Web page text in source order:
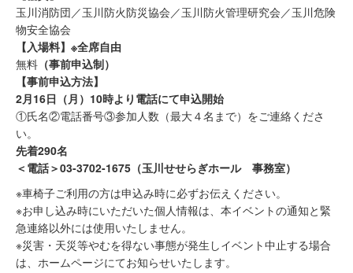
玉川消防団／玉川防火防災協会／玉川防火管理研究会／玉川危険
物安全協会
【入場料】※全席自由
無料 （事前申込制）
【事前申込方法】
2月16日（月）10時より電話にて申込開始
①氏名②電話番号③参加人数（最大４名まで）をご連絡くださ
い。
先着290名
＜電話＞03-3702-1675（玉川せせらぎホール 事務室）
※車椅子ご利用の方は申込み時に必ずお伝えください。
※お申し込み時にいただいた個人情報は、本イベントの通知と緊
急連絡以外には使用いたしません。
※災害・天災等やむを得ない事態が発生しイベント中止する場合
は、ホームページにてお知らせいたします。